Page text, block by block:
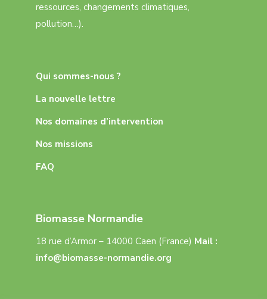
ressources, changements climatiques,
pollution…).
Qui sommes-nous ?
La nouvelle lettre
Nos domaines d’intervention
Nos missions
FAQ
Biomasse Normandie
18 rue d’Armor – 14000 Caen (France) Mail :
info@biomasse-normandie.org